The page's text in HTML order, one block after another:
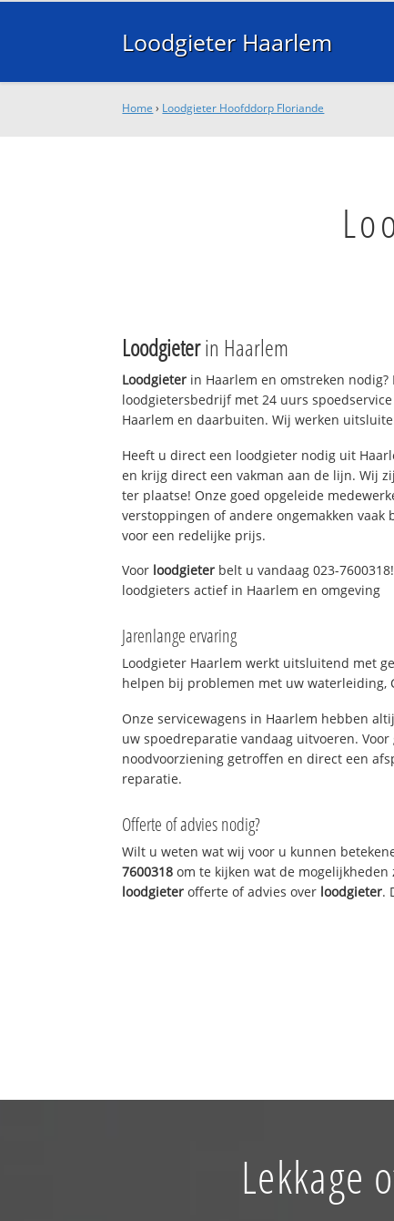
Loodgieter Haarlem
Home › Loodgieter Hoofddorp Floriande
Loodgieterin Haarlem
Loodgieter in Haarlem en omstreken
loodgietersbedrijf met 24 uurs
Haarlem en daarbuiten. Wij werken
Heeft u direct een loodgieter nodig uit
en krijg direct een vakman aan de lijn. Wij
ter plaatse! Onze goed opgeleide
verstoppingen of andere ongemakken
voor een redelijke prijs.
Voor loodgieter belt u vandaag 023-
loodgieters actief in Haarlem en omgeving
Jarenlange ervaring
Loodgieter Haarlem werkt uitsluitend met
helpen bij problemen met uw waterleiding,
Onze servicewagens in Haarlem hebben
uw spoedreparatie vandaag uitvoeren.
noodvoorziening getroffen en direct een
reparatie.
Offerte of advies nodig?
Wilt u weten wat wij voor u kunnen
7600318 om te kijken wat de mogelijkheden
loodgieter offerte of advies over loodgieter.
Lekkage